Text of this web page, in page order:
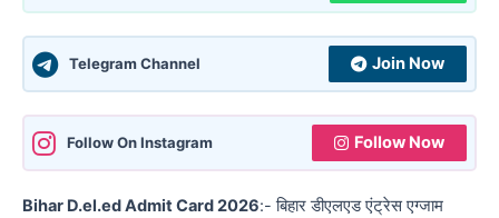
Telegram Channel Join Now
Follow On Instagram Follow Now
Bihar D.el.ed Admit Card 2026:- बिहार डीएलएड एंट्रेस एग्जाम